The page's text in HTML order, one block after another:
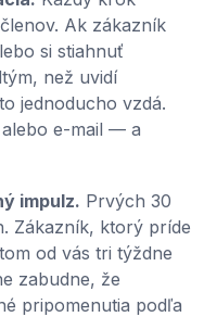
Ak zákazník
si stiahnuť
než uvidí
jednoducho vzdá.
e-mail — a
impulz. Prvých 30
Zákazník, ktorý príde
od vás tri týždne
zabudne, že
pripomenutia podľa